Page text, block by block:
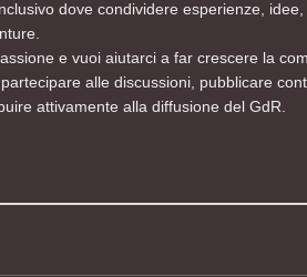
dove condividere esperienze, idee,
e vuoi aiutarci a far crescere la
alle discussioni, pubblicare
attivamente alla diffusione del GdR.